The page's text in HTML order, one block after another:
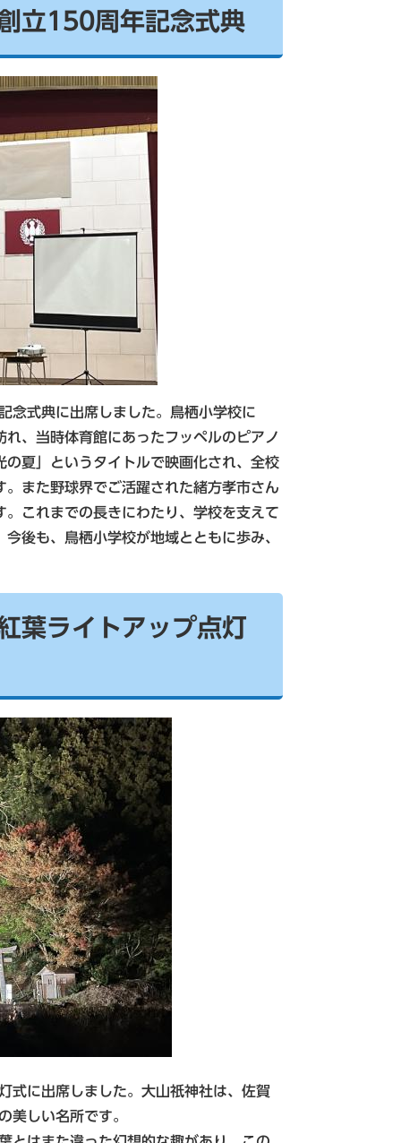
立150周年記念式典
式典に出席しました。鳥栖小学校に
、当時体育館にあったフッペルのピアノ
夏」というタイトルで映画化され、全校
また野球界でご活躍された緒方孝市さん
これまでの長きにわたり、学校を支えて
後も、鳥栖小学校が地域とともに歩み、
葉ライトアップ点灯
に出席しました。大山祇神社は、佐賀
美しい名所です。